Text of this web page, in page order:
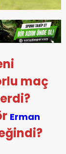
maç
Erman